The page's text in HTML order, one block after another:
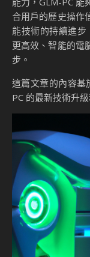
合用戶的歷史操作
能技術的持續進步
更高效、智能的電
步。
這篇文章的內容
PC 的最新技術升